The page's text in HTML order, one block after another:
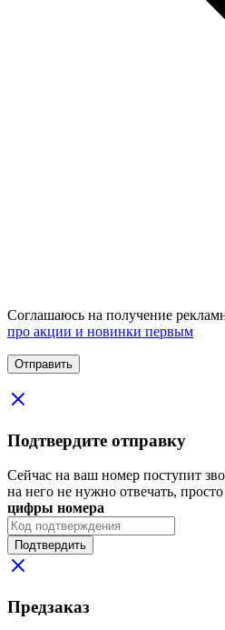
Соглашаюсь на получение
про акции и новинки первым
Подтвердите отправку
Сейчас на ваш номер поступит
на него не нужно отвечать,
цифры номера
Подтвердить
Предзаказ